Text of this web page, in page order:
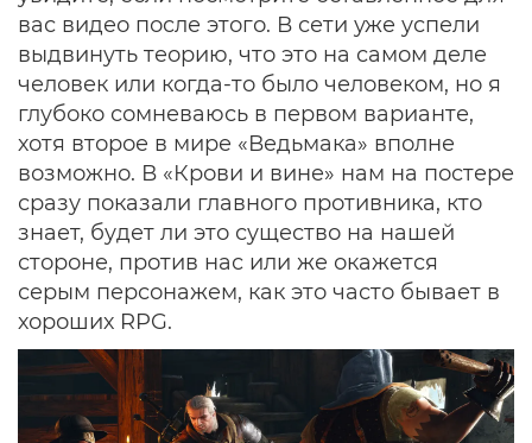
вас видео после этого. В сети уже успели
выдвинуть теорию, что это на самом деле
человек или когда-то было человеком, но я
глубоко сомневаюсь в первом варианте,
хотя второе в мире «Ведьмака» вполне
возможно. В «Крови и вине» нам на постере
сразу показали главного противника, кто
знает, будет ли это существо на нашей
стороне, против нас или же окажется
серым персонажем, как это часто бывает в
хороших RPG.